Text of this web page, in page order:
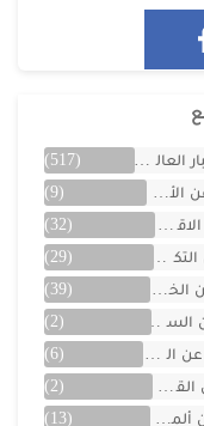
العالمية
(517)
الأردن
(9)
(32)
(29)
الخليج
(39)
السعودية
(2)
عن العراق
(6)
القصص
(2)
(13)